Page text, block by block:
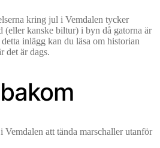
kring jul i Vemdalen tycker
(eller kanske biltur) i byn då gatorna är
inlägg kan du läsa om historian
det är dags.
Vemdalen att tända marschaller utanför